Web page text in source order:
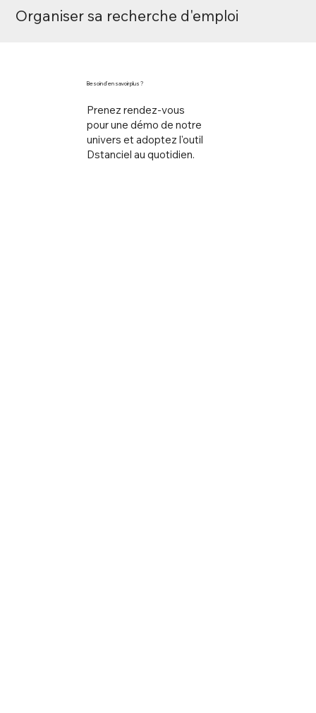
Besoin d'en savoir plus ?
Prenez rendez-vous
pour une démo de notre
univers et adoptez l'outil
Dstanciel au quotidien.
Organiser sa recherche d'emploi